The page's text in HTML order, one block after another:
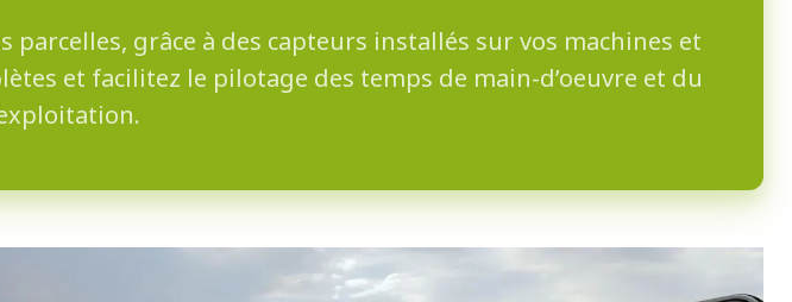
grâce à des capteurs installés sur vos machines et
et facilitez le pilotage des temps de main-d’oeuvre et du